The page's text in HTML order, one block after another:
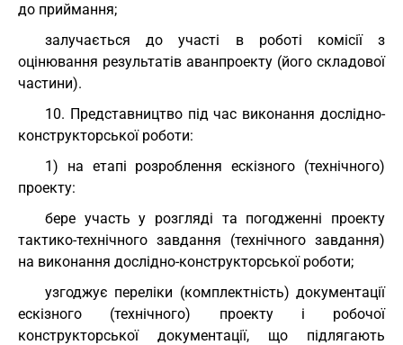
до приймання;
залучається до участі в роботі комісії з
оцінювання результатів аванпроекту (його складової
частини).
10. Представництво під час виконання дослідно-
конструкторської роботи:
1) на етапі розроблення ескізного (технічного)
проекту:
бере участь у розгляді та погодженні проекту
тактико-технічного завдання (технічного завдання)
на виконання дослідно-конструкторської роботи;
узгоджує переліки (комплектність) документації
ескізного (технічного) проекту і робочої
конструкторської документації, що підлягають